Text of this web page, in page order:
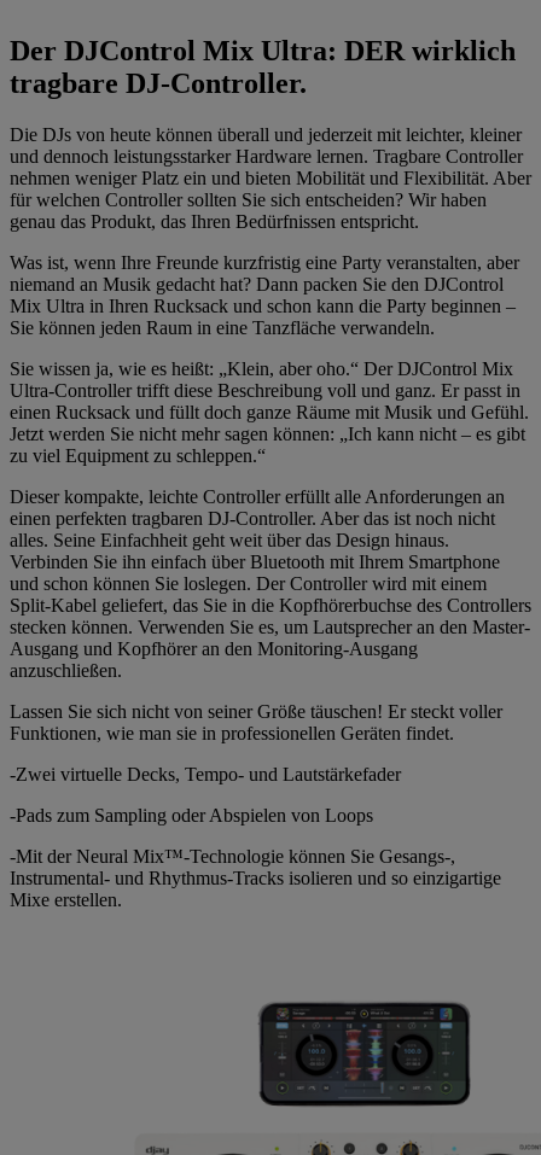
Der DJControl Mix Ultra: DER wirklich
tragbare DJ-Controller.
Die DJs von heute können überall und jederzeit mit leichter, kleiner
und dennoch leistungsstarker Hardware lernen. Tragbare Controller
nehmen weniger Platz ein und bieten Mobilität und Flexibilität. Aber
für welchen Controller sollten Sie sich entscheiden? Wir haben
genau das Produkt, das Ihren Bedürfnissen entspricht.
Was ist, wenn Ihre Freunde kurzfristig eine Party veranstalten, aber
niemand an Musik gedacht hat? Dann packen Sie den DJControl
Mix Ultra in Ihren Rucksack und schon kann die Party beginnen –
Sie können jeden Raum in eine Tanzfläche verwandeln.
Sie wissen ja, wie es heißt: „Klein, aber oho.“ Der DJControl Mix
Ultra-Controller trifft diese Beschreibung voll und ganz. Er passt in
einen Rucksack und füllt doch ganze Räume mit Musik und Gefühl.
Jetzt werden Sie nicht mehr sagen können: „Ich kann nicht – es gibt
zu viel Equipment zu schleppen.“
Dieser kompakte, leichte Controller erfüllt alle Anforderungen an
einen perfekten tragbaren DJ-Controller. Aber das ist noch nicht
alles. Seine Einfachheit geht weit über das Design hinaus.
Verbinden Sie ihn einfach über Bluetooth mit Ihrem Smartphone
und schon können Sie loslegen. Der Controller wird mit einem
Split-Kabel geliefert, das Sie in die Kopfhörerbuchse des Controllers
stecken können. Verwenden Sie es, um Lautsprecher an den Master-
Ausgang und Kopfhörer an den Monitoring-Ausgang
anzuschließen.
Lassen Sie sich nicht von seiner Größe täuschen! Er steckt voller
Funktionen, wie man sie in professionellen Geräten findet.
-Zwei virtuelle Decks, Tempo- und Lautstärkefader
-Pads zum Sampling oder Abspielen von Loops
-Mit der Neural Mix™-Technologie können Sie Gesangs-,
Instrumental- und Rhythmus-Tracks isolieren und so einzigartige
Mixe erstellen.